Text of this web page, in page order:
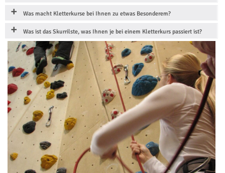
Was macht Kletterkurse bei Ihnen zu etwas Besonderem?
Was ist das Skurrilste, was Ihnen je bei einem Kletterkurs passiert ist?